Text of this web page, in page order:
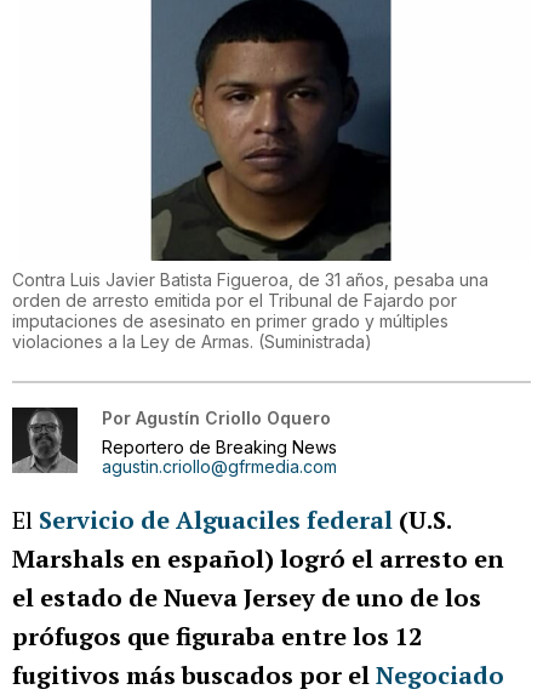
Contra Luis Javier Batista Figueroa, de 31 años, pesaba una
orden de arresto emitida por el Tribunal de Fajardo por
imputaciones de asesinato en primer grado y múltiples
violaciones a la Ley de Armas. (Suministrada)
Por Agustín Criollo Oquero
Reportero de Breaking News
agustin.criollo@gfrmedia.com
El Servicio de Alguaciles federal (U.S.
Marshals en español) logró el arresto en
el estado de Nueva Jersey de uno de los
prófugos que figuraba entre los 12
fugitivos más buscados por elNegociado